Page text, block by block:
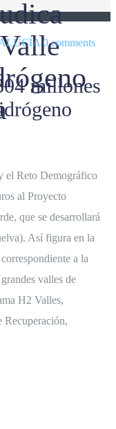
0 comments
millones
el Reto Demográfico
al Proyecto
que se desarrollará
Así figura en la
a la
valles de
H2 Valles,
Recuperación,